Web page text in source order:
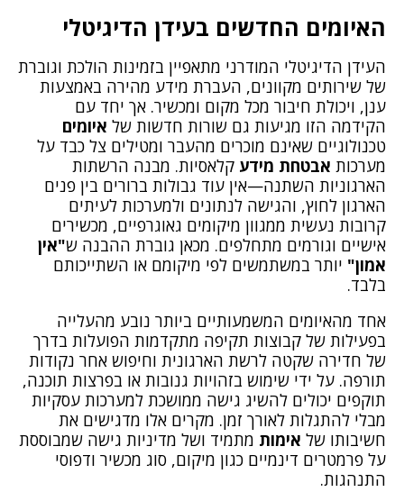
האיומים החדשים בעידן הדיגיטלי
העידן הדיגיטלי המודרני מתאפיין בזמינות הולכת וגוברת
של שירותים מקוונים, העברת מידע מהירה באמצעות
ענן, ויכולת חיבור מכל מקום ומכשיר. אך יחד עם
הקידמה הזו מגיעות גם שורות חדשות של איומים
טכנולוגיים שאינם מוכרים מהעבר ומטילים צל כבד על
מערכות אבטחת מידע קלאסיות. מבנה הרשתות
הארגוניות השתנה—אין עוד גבולות ברורים בין פנים
הארגון לחוץ, והגישה לנתונים ולמערכות לעיתים
קרובות נעשית ממגוון מיקומים גאוגרפיים, מכשירים
אישיים וגורמים מתחלפים. מכאן גוברת ההבנה ש"אין
אמון" יותר במשתמשים לפי מיקומם או השתייכותם
בלבד.
אחד מהאיומים המשמעותיים ביותר נובע מהעלייה
בפעילות של קבוצות תקיפה מתקדמות הפועלות בדרך
של חדירה שקטה לרשת הארגונית וחיפוש אחר נקודות
תורפה. על ידי שימוש בזהויות גנובות או בפרצות תוכנה,
תוקפים יכולים להשיג גישה ממושכת למערכות עסקיות
מבלי להתגלות לאורך זמן. מקרים אלו מדגישים את
חשיבותו של אימות מתמיד ושל מדיניות גישה שמבוססת
על פרמטרים דינמיים כגון מיקום, סוג מכשיר ודפוסי
התנהגות.